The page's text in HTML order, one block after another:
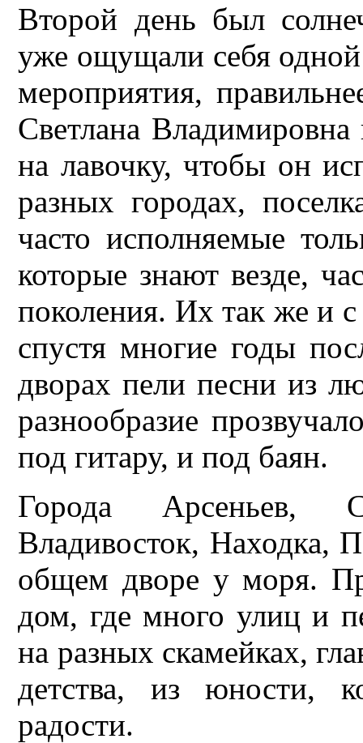
Второй день был
уже ощущали себя
мероприятия,
Светлана Владимировна
на лавочку, чтобы он
разных городах,
часто исполняемые
которые знают везде,
поколения. Их так же и
спустя многие годы
дворах пели песни из
разнообразие
под гитару, и под баян.
Города Арсеньев,
Владивосток, Находка,
общем дворе у моря.
дом, где много улиц и
на разных скамейках,
детства, из юности,
радости.